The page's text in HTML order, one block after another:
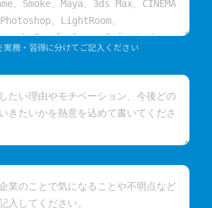
務・習得に分けてご記入ください